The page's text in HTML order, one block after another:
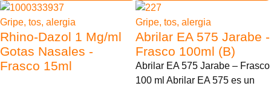
8% Descuento
Gripe, tos, alergia
Rhino-Dazol 1 Mg/ml
Gotas Nasales -
Frasco 15ml
14% Descuento
Gripe, tos, alergia
Abrilar EA 575 Jarabe -
Frasco 100ml (B)
Abrilar EA 575 Jarabe – Frasco
100 ml Abrilar EA 575 es un